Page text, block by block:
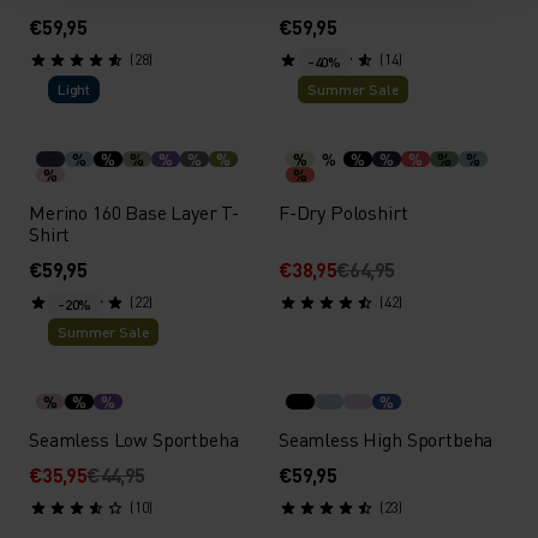
€59,95
(28)
€59,95
(14)
Light
% % % % % %
%
Merino 160 Base Layer T-
Shirt
€59,95
(22)
-40%
Summer Sale
% % % % % % %
%
F-Dry Poloshirt
€38,95€64,95
(42)
-20%
Summer Sale
% % %
Seamless Low Sportbeha
€35,95€44,95
(10)
%
Seamless High Sportbeha
€59,95
(23)